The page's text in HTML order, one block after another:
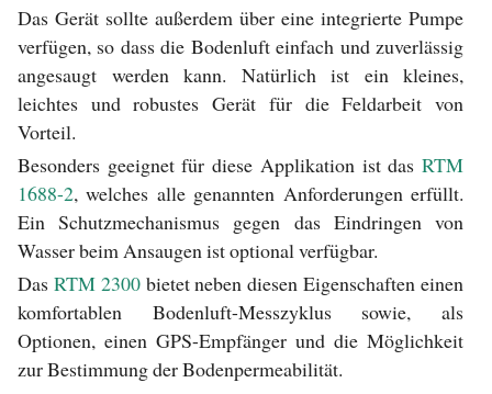
Das Gerät sollte außerdem über eine integrierte Pumpe
verfügen, so dass die Bodenluft einfach und zuverlässig
angesaugt werden kann. Natürlich ist ein kleines,
leichtes und robustes Gerät für die Feldarbeit von
Vorteil.
Besonders geeignet für diese Applikation ist das RTM
1688-2, welches alle genannten Anforderungen erfüllt.
Ein Schutzmechanismus gegen das Eindringen von
Wasser beim Ansaugen ist optional verfügbar.
Das RTM 2300bietet neben diesen Eigenschaften einen
komfortablen Bodenluft-Messzyklus sowie, als
Optionen, einen GPS-Empfänger und die Möglichkeit
zur Bestimmung der Bodenpermeabilität.